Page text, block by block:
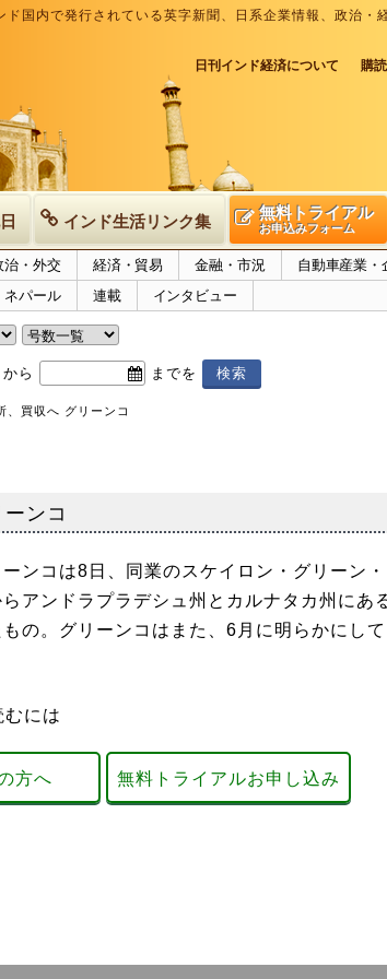
ド国内で発行されている英字新聞、日系企業情報、政治
日刊インド経済について 購
インド生活リンク集 無料トライアル
お申込みフォーム
治・外交 経済・貿易 金融・市況
自動車産業・
ネパール 連載 インタビュー
から までを
、買収へ グリーンコ
ンコ
ンコは8日、同業のスケイロン・グリーン・
アンドラプラデシュ州とカルナタカ州にあ
の。グリーンコはまた、6月に明らかにして
むには
方へ 無料トライアルお申し込み